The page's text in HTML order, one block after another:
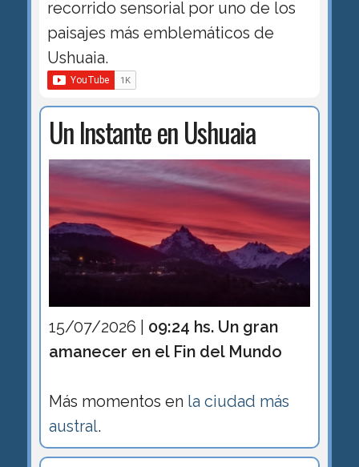
recorrido sensorial por uno de los
paisajes más emblemáticos de
Ushuaia.
Un Instante en Ushuaia
15/07/2026 | 09:24 hs. Un gran
amanecer en el Fin del Mundo
Más momentos en la ciudad más
austral.